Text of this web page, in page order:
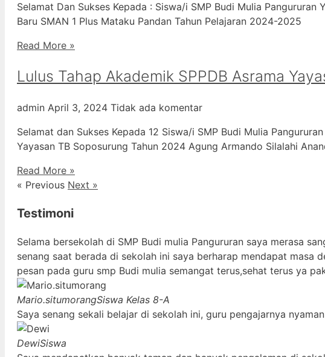
Selamat Dan Sukses Kepada : Siswa/i SMP Budi Mulia
Baru SMAN 1 Plus Mataku Pandan Tahun Pelajaran 2024-2025
Read More »
Lulus Tahap Akademik SPPDB Asrama
admin April 3, 2024 Tidak ada komentar
Selamat dan Sukses Kepada 12 Siswa/i SMP Budi Mulia
Yayasan TB Soposurung Tahun 2024 Agung Armando Silalahi
Read More »
« Previous Next »
Testimoni
Selama bersekolah di SMP Budi mulia Pangururan saya merasa
senang saat berada di sekolah ini saya berharap mendapat masa
pesan pada guru smp Budi mulia semangat terus,sehat terus ya
Mario.situmorangSiswa Kelas 8-A
Saya senang sekali belajar di sekolah ini, guru pengajarnya
DewiSiswa